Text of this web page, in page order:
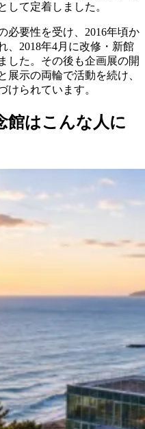
して定着しました。
必要性を受け、2016年頃か
、2018年4月に改修・新館
した。その後も企画展の開
展示の両輪で活動を続け、
けられています。
館はこんな人に